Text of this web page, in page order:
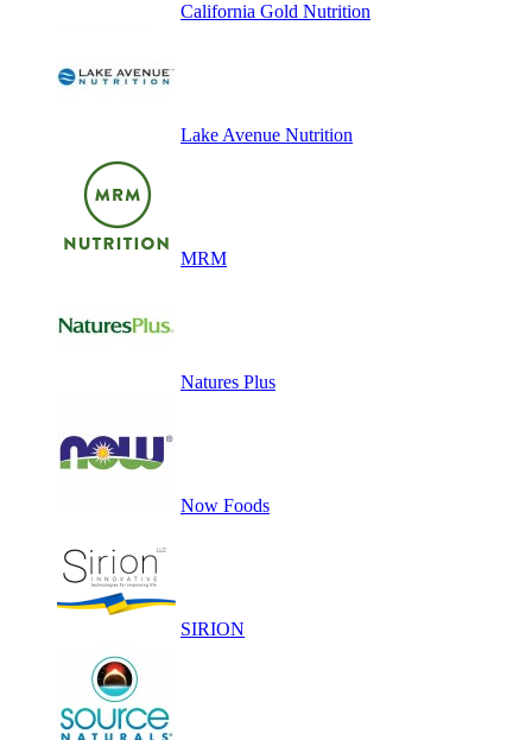
California Gold Nutrition
Lake Avenue Nutrition
MRM
Natures Plus
Now Foods
SIRION